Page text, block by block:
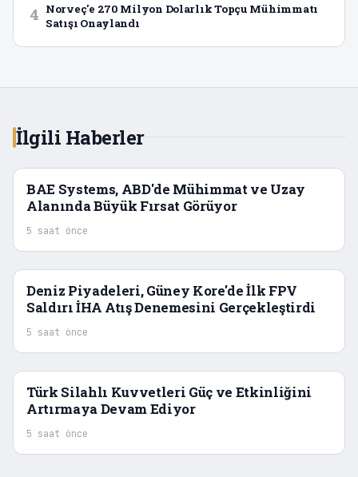
4 Norveç'e 270 Milyon Dolarlık Topçu Mühimmatı
Satışı Onaylandı
İlgili Haberler
BAE Systems, ABD'de Mühimmat ve Uzay
Alanında Büyük Fırsat Görüyor
5 saat önce
Deniz Piyadeleri, Güney Kore'de İlk FPV
Saldırı İHA Atış Denemesini Gerçekleştirdi
5 saat önce
Türk Silahlı Kuvvetleri Güç ve Etkinliğini
Artırmaya Devam Ediyor
5 saat önce